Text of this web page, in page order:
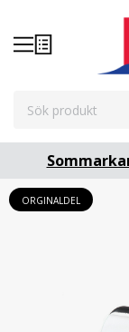
ORGINALDEL